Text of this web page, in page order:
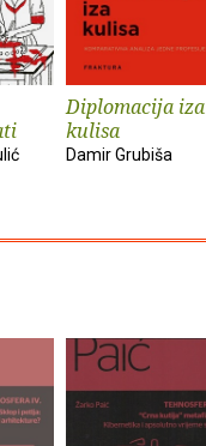
Diplomacija iza
kulisa
Damir Grubiša